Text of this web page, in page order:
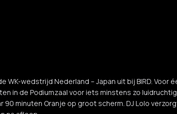
WK-wedstrijd Nederland – Japan uit bij BIRD. Voor
in de Podiumzaal voor iets minstens zo
90 minuten Oranje op groot scherm. DJ Lolo